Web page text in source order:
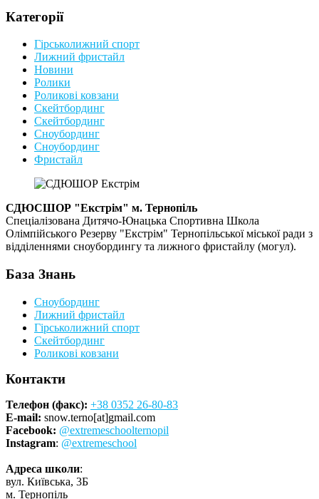
Категорії
Гірськолижний спорт
Лижний фристайл
Новини
Ролики
Роликові ковзани
Скейтбординг
Скейтбординг
Сноубординг
Сноубординг
Фристайл
СДЮСШОР "Екстрім" м. Тернопіль
Спеціалізована Дитячо-Юнацька Спортивна Школа
Олімпійського Резерву "Екстрім" Тернопільської міської ради з
відділеннями сноубордингу та лижного фристайлу (могул).
База Знань
Сноубординг
Лижний фристайл
Гірськолижний спорт
Скейтбординг
Роликові ковзани
Контакти
Телефон (факс): +38 0352 26-80-83
E-mail: snow.terno[at]gmail.com
Facebook: @extremeschoolternopil
Instagram: @extremeschool
Адреса школи:
вул. Київська, 3Б
м. Тернопіль